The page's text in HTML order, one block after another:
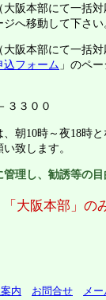
阪本部にて一括対
ジへ移動して下さい
阪本部にて一括対
込フォーム 」のペ
３３００
朝10時～夜18時
致します。
理し、勧誘等の
「大阪本部」の
内 お問合せ
メ